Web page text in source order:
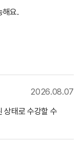
해요.
2026.08.07
상태로 수강할 수